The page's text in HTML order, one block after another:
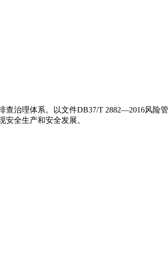
治理体系。以文件DB37/T 2882—2016风险
全生产和安全发展。